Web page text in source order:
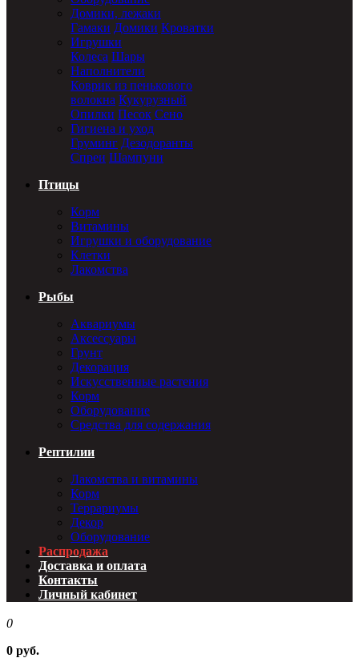
Домики, лежаки
Гамаки Домики Кроватки
Игрушки
Колеса Шары
Наполнители
Коврик из пенькового
волокна Кукурузный
Опилки Песок Сено
Гигиена и уход
Груминг Дезодоранты
Спреи Шампуни
Птицы
Корм
Витамины
Игрушки и оборудование
Клетки
Лакомства
Рыбы
Аквариумы
Аксессуары
Грунт
Декорация
Искусственные растения
Корм
Оборудование
Средства для содержания
Рептилии
Лакомства и витамины
Корм
Террариумы
Декор
Оборудование
Распродажа
Доставка и оплата
Контакты
Личный кабинет
0
0 руб.